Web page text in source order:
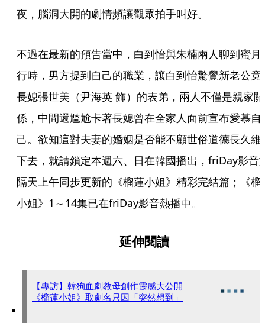
夜，腦洞大開的劇情頻讓觀眾拍手叫好。
不過在最新的預告當中，白到怡與朱楠兩人聊到蜜月
行時，男方提到自己的職業，讓白到怡驚覺新老公竟
長媳張世美（尹海英 飾）的表弟，兩人不僅是親家關
係，中間還尷尬卡著長媳曾在全家人面前宣布愛慕自
己。欲知這對夫妻的婚姻是否能不顧世俗道德長久維
下去，就請鎖定本週六、日在韓國播出，friDay影音
隔天上午同步更新的《榴蓮小姐》精彩完結篇；《榴
小姐》1～14集已在friDay影音熱播中。
延伸閱讀
【專訪】韓狗血劇教母創作靈感大公開
《榴蓮小姐》取劇名只因「突然想到」